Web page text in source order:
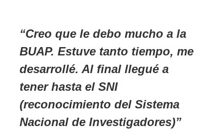
Creo que le debo mucho a la
BUAP. Estuve tanto tiempo, me
desarrollé. Al final llegué a
tener hasta el SNI
(reconocimiento del Sistema
Nacional de Investigadores)